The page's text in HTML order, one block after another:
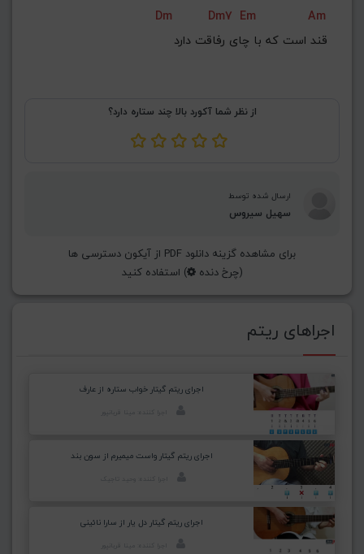
Dm Dm7 Em
Am
قند است که با چای رفاقت دارد
از نظر شما آکورد بالا چند ستاره دارد؟
ارسال شده توسط
سهیل سیروس
برای مشاهده گزینه دانلود PDF از آیکون دسترسی ها
(چرخ دنده ) استفاده کنید
اجراهای ریتم
اجرای ریتم گیتار خواب ستاره از عارف
اجرای ریتم گیتار واست میمیرم از سون بند
اجرای ریتم گیتار دل یار از سارا نائینی